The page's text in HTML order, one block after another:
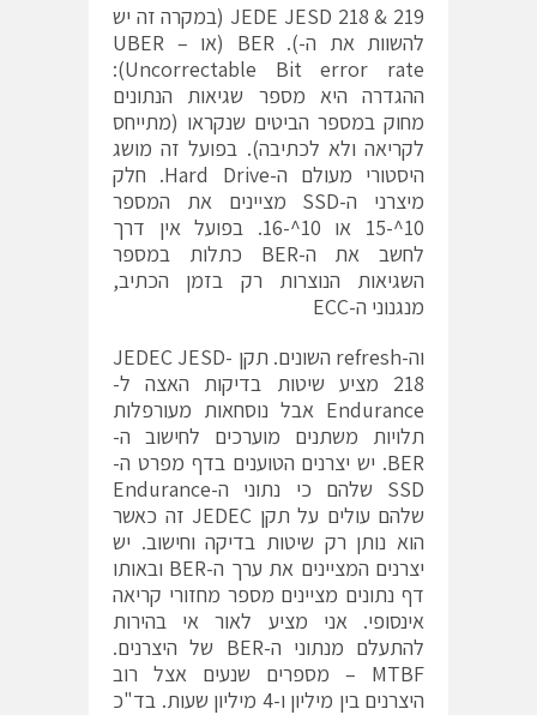
JEDE JESD 218 & 219 (במקרה זה יש
להשוות את ה-). BER (או UBER –
Uncorrectable Bit error rate):
ההגדרה היא מספר שגיאות הנתונים
מחוק במספר הביטים שנקראו (מתייחס
לקריאה ולא לכתיבה). בפועל זה מושג
היסטורי מעולם ה-Hard Drive. חלק
מיצרני ה-SSD מציינים את המספר
10^-15 או 10^-16. בפועל אין דרך
לחשב את ה-BER כתלות במספר
השגיאות הנוצרות רק בזמן הכתיב,
מנגנוני ה-ECC
וה-refresh השונים. תקן JEDEC JESD-
218 מציע שיטות בדיקות האצה ל-
Endurance אבל נוסחאות מעורפלות
תלויות משתנים מוערכים לחישוב ה-
BER. יש יצרנים הטוענים בדף מפרט ה-
SSD שלהם כי נתוני ה-Endurance
שלהם עולים על תקן JEDEC זה כאשר
הוא נותן רק שיטות בדיקה וחישוב. יש
יצרנים המציינים את ערך ה-BER ובאותו
דף נתונים מציינים מספר מחזורי קריאה
אינסופי. אני מציע לאור אי בהירות
להתעלם מנתוני ה-BER של היצרנים.
MTBF – מספרים שנעים אצל רוב
היצרנים בין מיליון ו-4 מיליון שעות. בד"כ